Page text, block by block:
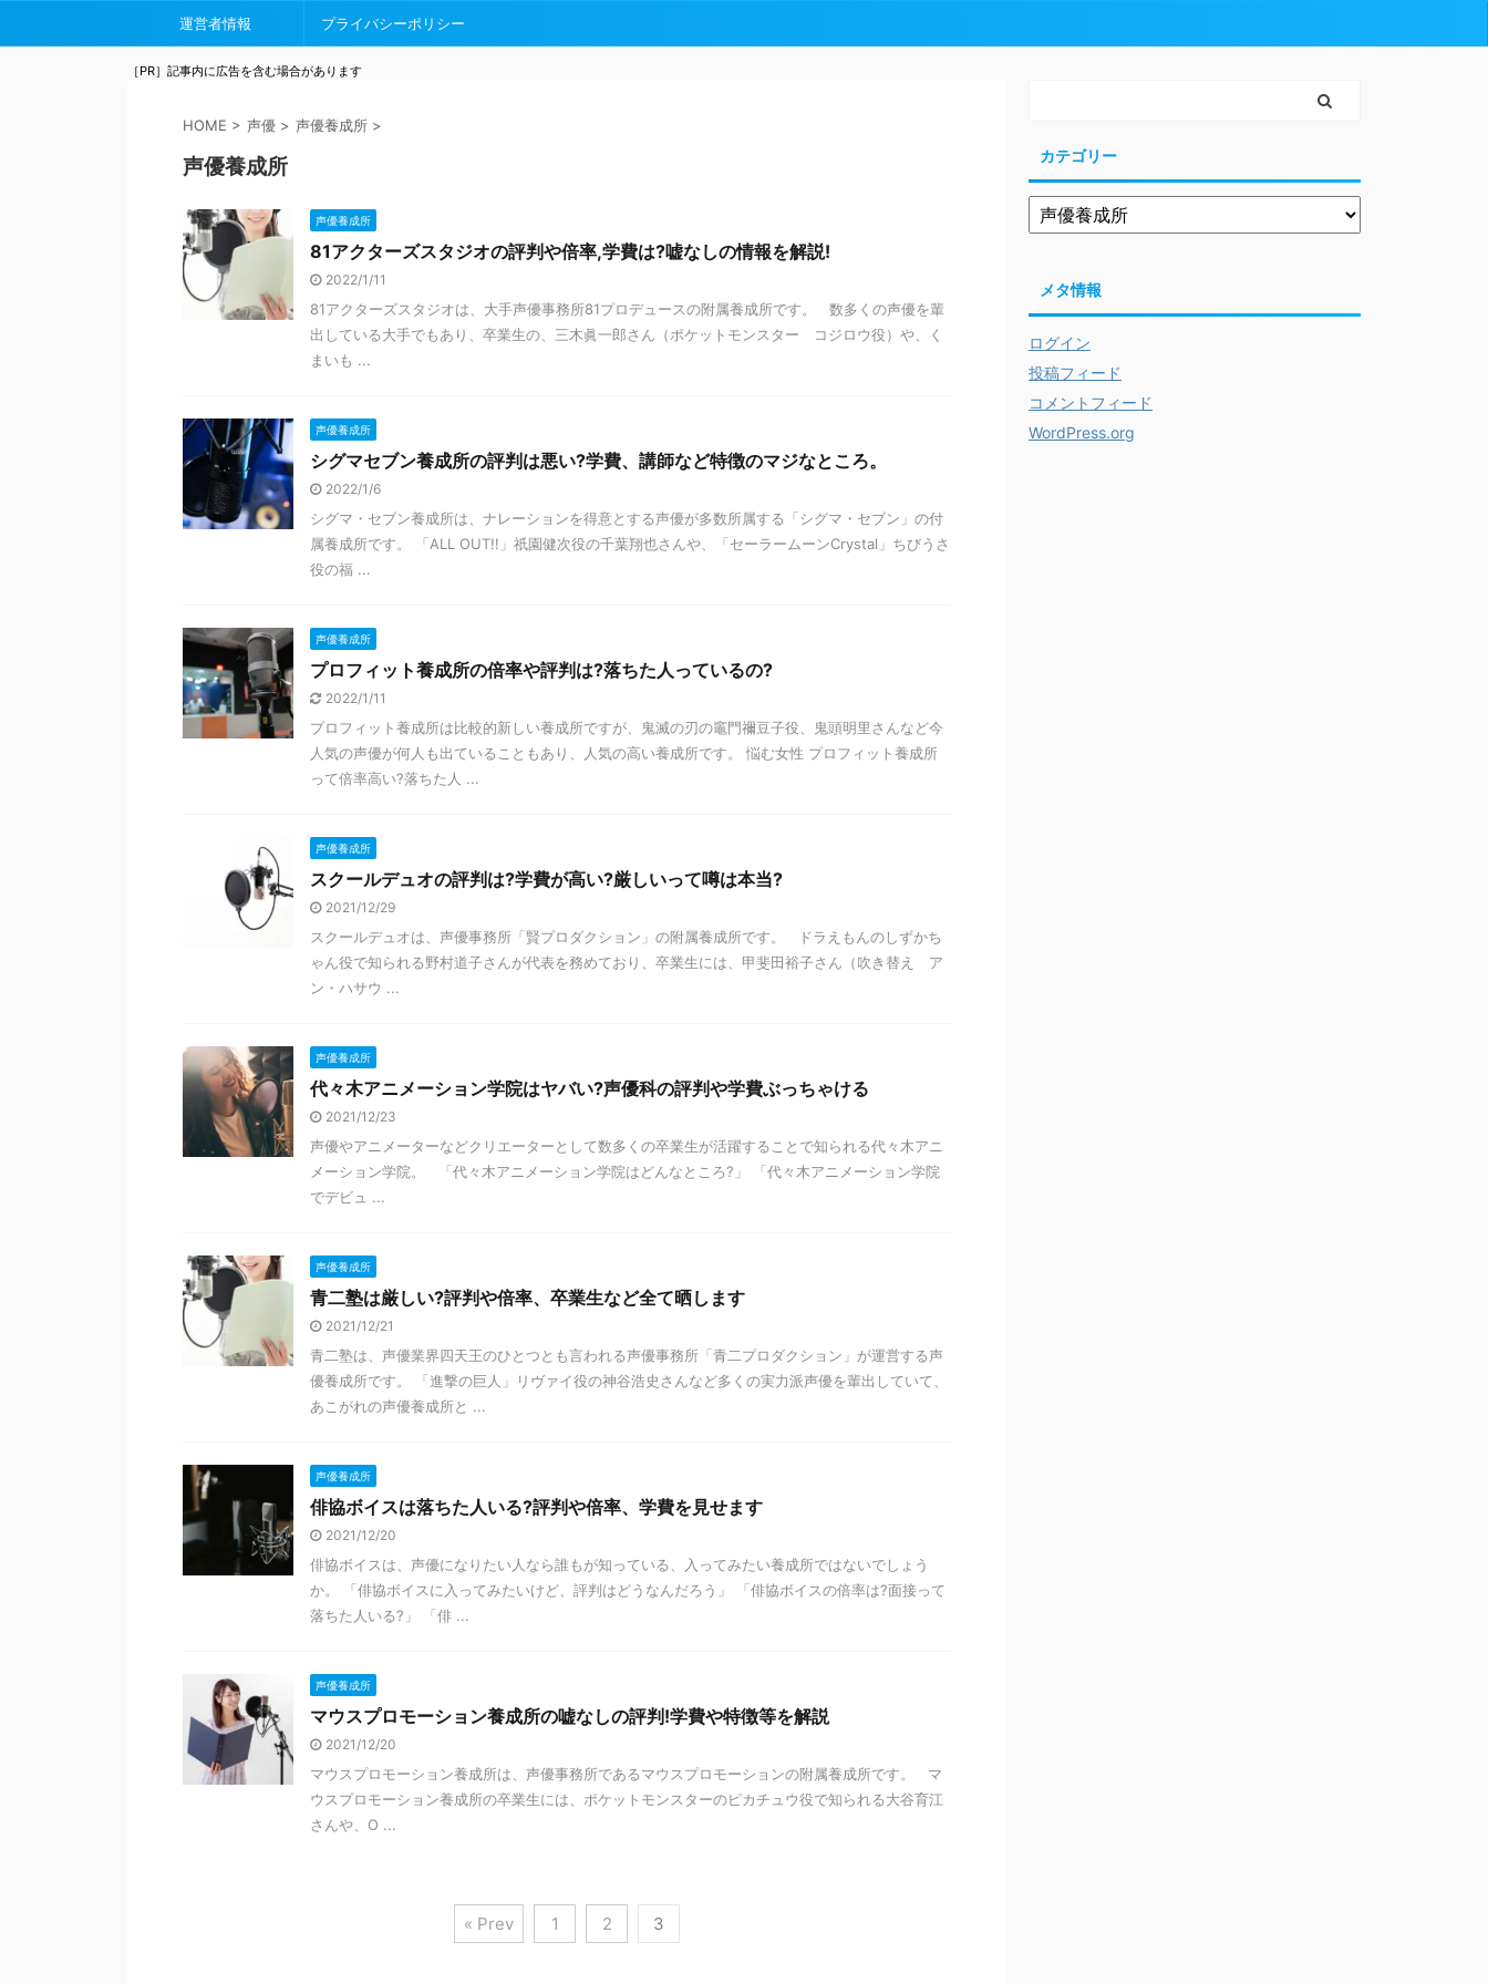
運営者情報 プライバシーポリシー
［PR］記事内に広告を含む場合があります
HOME > 声優 > 声優養成所 >
声優養成所
声優養成所
81アクターズスタジオの評判や倍率,学費は?嘘なしの情報を解説!
2022/1/11
81アクターズスタジオは、大手声優事務所81プロデュースの附属養成所です。 数多くの声優を輩
出している大手でもあり、卒業生の、三木眞一郎さん（ポケットモンスター コジロウ役）や、く
まいも ...
声優養成所
シグマセブン養成所の評判は悪い?学費、講師など特徴のマジなところ。
2022/1/6
シグマ・セブン養成所は、ナレーションを得意とする声優が多数所属する「シグマ・セブン」の付
属養成所です。 「ALL OUT!!」祇園健次役の千葉翔也さんや、「セーラームーンCrystal」ちびうさ
役の福 ...
声優養成所
プロフィット養成所の倍率や評判は?落ちた人っているの?
2022/1/11
プロフィット養成所は比較的新しい養成所ですが、鬼滅の刃の竈門禰豆子役、鬼頭明里さんなど今
人気の声優が何人も出ていることもあり、人気の高い養成所です。 悩む女性 プロフィット養成所
って倍率高い?落ちた人 ...
声優養成所
スクールデュオの評判は?学費が高い?厳しいって噂は本当?
2021/12/29
スクールデュオは、声優事務所「賢プロダクション」の附属養成所です。 ドラえもんのしずかち
ゃん役で知られる野村道子さんが代表を務めており、卒業生には、甲斐田裕子さん（吹き替え ア
ン・ハサウ ...
声優養成所
代々木アニメーション学院はヤバい?声優科の評判や学費ぶっちゃける
2021/12/23
声優やアニメーターなどクリエーターとして数多くの卒業生が活躍することで知られる代々木アニ
メーション学院。 「代々木アニメーション学院はどんなところ?」 「代々木アニメーション学院
でデビュ ...
声優養成所
青二塾は厳しい?評判や倍率、卒業生など全て晒します
2021/12/21
青二塾は、声優業界四天王のひとつとも言われる声優事務所「青二プロダクション」が運営する声
優養成所です。 「進撃の巨人」リヴァイ役の神谷浩史さんなど多くの実力派声優を輩出していて、
あこがれの声優養成所と ...
声優養成所
俳協ボイスは落ちた人いる?評判や倍率、学費を見せます
2021/12/20
俳協ボイスは、声優になりたい人なら誰もが知っている、入ってみたい養成所ではないでしょう
か。 「俳協ボイスに入ってみたいけど、評判はどうなんだろう」 「俳協ボイスの倍率は?面接って
落ちた人いる?」 「俳 ...
声優養成所
マウスプロモーション養成所の嘘なしの評判!学費や特徴等を解説
2021/12/20
マウスプロモーション養成所は、声優事務所であるマウスプロモーションの附属養成所です。 マ
ウスプロモーション養成所の卒業生には、ポケットモンスターのピカチュウ役で知られる大谷育江
さんや、O ...
« Prev 1 2 3
カテゴリー
メタ情報
ログイン
投稿フィード
コメントフィード
WordPress.org